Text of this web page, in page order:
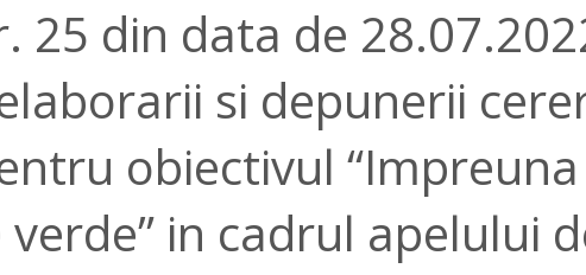
25 din data de
si depunerii
obiectivul
in cadrul apelului